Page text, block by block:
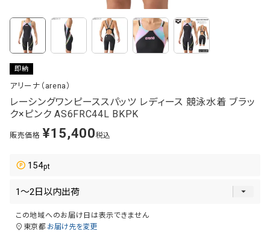
即納
アリーナ（arena）
レーシングワンピーススパッツ レディース 競泳水着 ブラッ
ク×ピンク AS6FRC44L BKPK
販売価格 ¥15,400税込
154
この地域へのお届け日は表示できません
東京都 お届け先を変更